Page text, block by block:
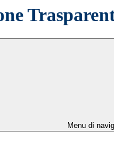
Menu di